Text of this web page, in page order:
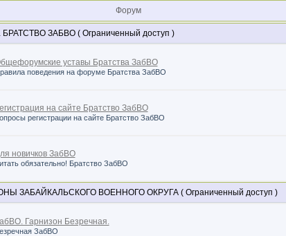
Форум
ЗАБВО ( Ограниченный доступ )
уставы Братства ЗабВО
поведения на форуме Братства ЗабВО
на сайте Братство ЗабВО
регистрации на сайте Братство ЗабВО
новичков ЗабВО
обязательно! Братство ЗабВО
ЗАБАЙКАЛЬСКОГО ВОЕННОГО ОКРУГА ( Ограниченный доступ )
Гарнизон Безречная.
ЗабВО